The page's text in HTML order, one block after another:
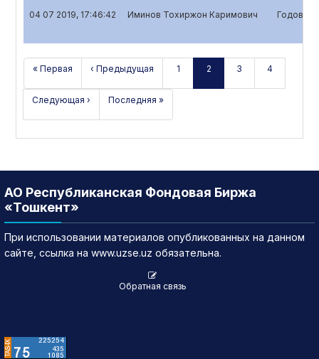
04 07 2019, 17:46:42 Иминов Тохиржон Каримович Годовой
« Первая ‹ Предыдущая 1 2 3 4
Следующая › Последняя »
АО Республиканская Фондовая Биржа
«Тошкент»
При использовании материалов опубликованных на данном
сайте, ссылка на www.uzse.uz обязательна.
Обратная связь